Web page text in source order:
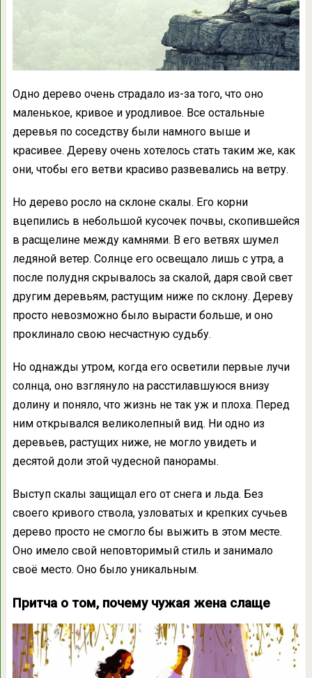
Одно дерево очень страдало из-за того, что оно
маленькое, кривое и уродливое. Все остальные
деревья по соседству были намного выше и
красивее. Дереву очень хотелось стать таким же, как
они, чтобы его ветви красиво развевались на ветру.
Но дерево росло на склоне скалы. Его корни
вцепились в небольшой кусочек почвы, скопившейся
в расщелине между камнями. В его ветвях шумел
ледяной ветер. Солнце его освещало лишь с утра, а
после полудня скрывалось за скалой, даря свой свет
другим деревьям, растущим ниже по склону. Дереву
просто невозможно было вырасти больше, и оно
проклинало свою несчастную судьбу.
Но однажды утром, когда его осветили первые лучи
солнца, оно взглянуло на расстилавшуюся внизу
долину и поняло, что жизнь не так уж и плоха. Перед
ним открывался великолепный вид. Ни одно из
деревьев, растущих ниже, не могло увидеть и
десятой доли этой чудесной панорамы.
Выступ скалы защищал его от снега и льда. Без
своего кривого ствола, узловатых и крепких сучьев
дерево просто не смогло бы выжить в этом месте.
Оно имело свой неповторимый стиль и занимало
своё место. Оно было уникальным.
Притча о том, почему чужая жена слаще